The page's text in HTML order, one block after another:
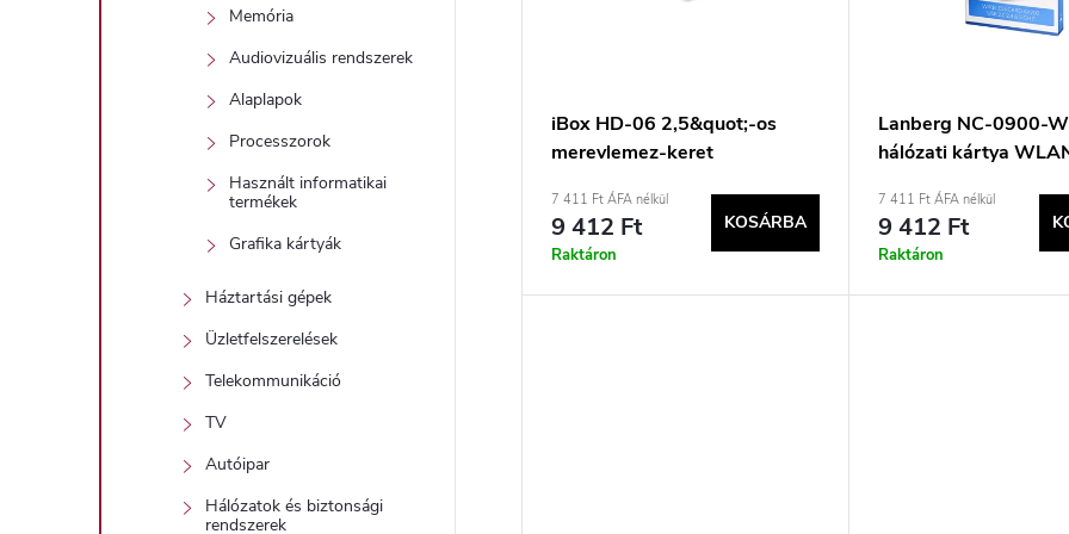
Memória
Audiovizuális rendszerek
Alaplapok
Processzorok
Használt informatikai
termékek
Grafika kártyák
Háztartási gépek
Üzletfelszerelések
Telekommunikáció
TV
Autóipar
Hálózatok és biztonsági
rendszerek
d
l
iBox HD-06 2,5&quot;-os
merevlemez-keret
7 411 Ft ÁFA nélkül
9 412 Ft
Raktáron
KOSÁRBA
Lanberg NC-0900-
hálózati kártya
7 411 Ft ÁFA nélkül
9 412 Ft
Raktáron